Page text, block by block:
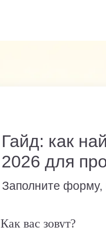
Как вас зовут?
Заполните форму,
Гайд: как
2026 для